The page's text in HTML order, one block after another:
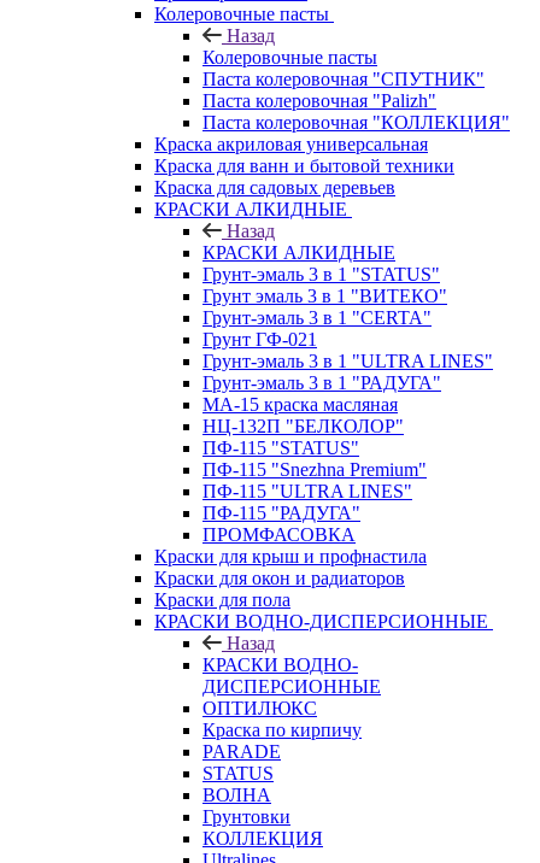
Колеровочные пасты
Назад
Колеровочные пасты
Паста колеровочная "СПУТНИК"
Паста колеровочная "Palizh"
Паста колеровочная "КОЛЛЕКЦИЯ"
Краска акриловая универсальная
Краска для ванн и бытовой техники
Краска для садовых деревьев
КРАСКИ АЛКИДНЫЕ
Назад
КРАСКИ АЛКИДНЫЕ
Грунт-эмаль 3 в 1 "STATUS"
Грунт эмаль 3 в 1 "ВИТЕКО"
Грунт-эмаль 3 в 1 "CERTA"
Грунт ГФ-021
Грунт-эмаль 3 в 1 "ULTRA LINES"
Грунт-эмаль 3 в 1 "РАДУГА"
МА-15 краска масляная
НЦ-132П "БЕЛКОЛОР"
ПФ-115 "STATUS"
ПФ-115 "Snezhna Premium"
ПФ-115 "ULTRA LINES"
ПФ-115 "РАДУГА"
ПРОМФАСОВКА
Краски для крыш и профнастила
Краски для окон и радиаторов
Краски для пола
КРАСКИ ВОДНО-ДИСПЕРСИОННЫЕ
Назад
КРАСКИ ВОДНО-
ДИСПЕРСИОННЫЕ
ОПТИЛЮКС
Краска по кирпичу
PARADE
STATUS
ВОЛНА
Грунтовки
КОЛЛЕКЦИЯ